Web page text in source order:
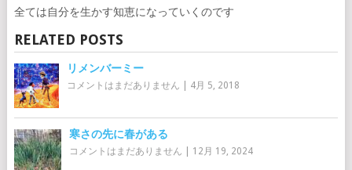
全ては自分を生かす知恵になっていくのです
RELATED POSTS
リメンバーミー
コメントはまだありません 4月 5, 2018
寒さの先に春がある
コメントはまだありません 12月 19, 2024